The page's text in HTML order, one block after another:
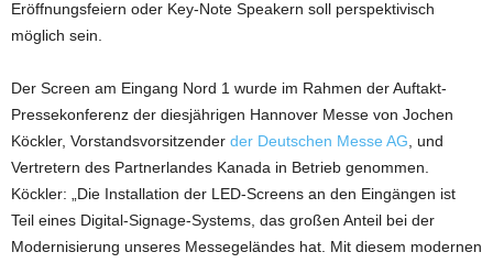
Eröffnungsfeiern oder Key-Note Speakern soll perspektivisch
möglich sein.
Der Screen am Eingang Nord 1 wurde im Rahmen der Auftakt-
Pressekonferenz der diesjährigen Hannover Messe von Jochen
Köckler, Vorstandsvorsitzender der Deutschen Messe AG , und
Vertretern des Partnerlandes Kanada in Betrieb genommen.
Köckler: „Die Installation der LED-Screens an den Eingängen ist
Teil eines Digital-Signage-Systems, das großen Anteil bei der
Modernisierung unseres Messegeländes hat. Mit diesem modernen